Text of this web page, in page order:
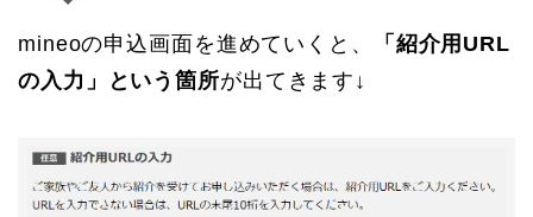
mineoの申込画面を進めていくと、
「紹介用URL
の入力」という箇所が出てきます↓